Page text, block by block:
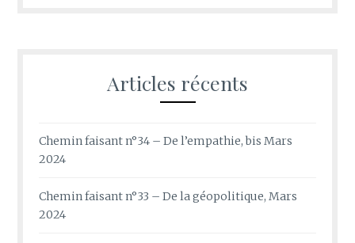
Articles récents
Chemin faisant n°34 – De l’empathie, bis Mars
2024
Chemin faisant n°33 – De la géopolitique, Mars
2024